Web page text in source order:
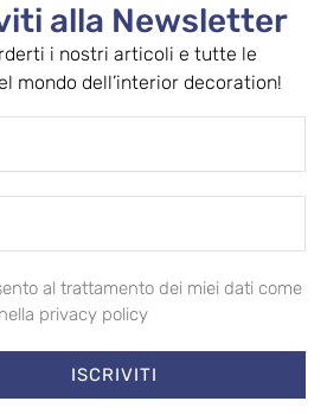
Contatti
in contatto
newsletter per ricevere tutti gli ultimi
alla Newsletter
i nostri articoli e tutte le
mondo dell’interior decoration!
al trattamento dei miei dati come
privacy policy
ISCRIVITI